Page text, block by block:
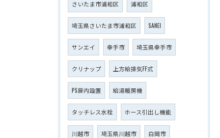
さいたま市浦和区 浦和区
埼玉県さいたま市浦和区 SANEI
サンエイ 幸手市 埼玉県幸手市
クリナップ 上方給排気FF式
PS扉内設置 給湯暖房機
タッチレス水栓 ホース引出し機能
川越市 埼玉県川越市 白岡市